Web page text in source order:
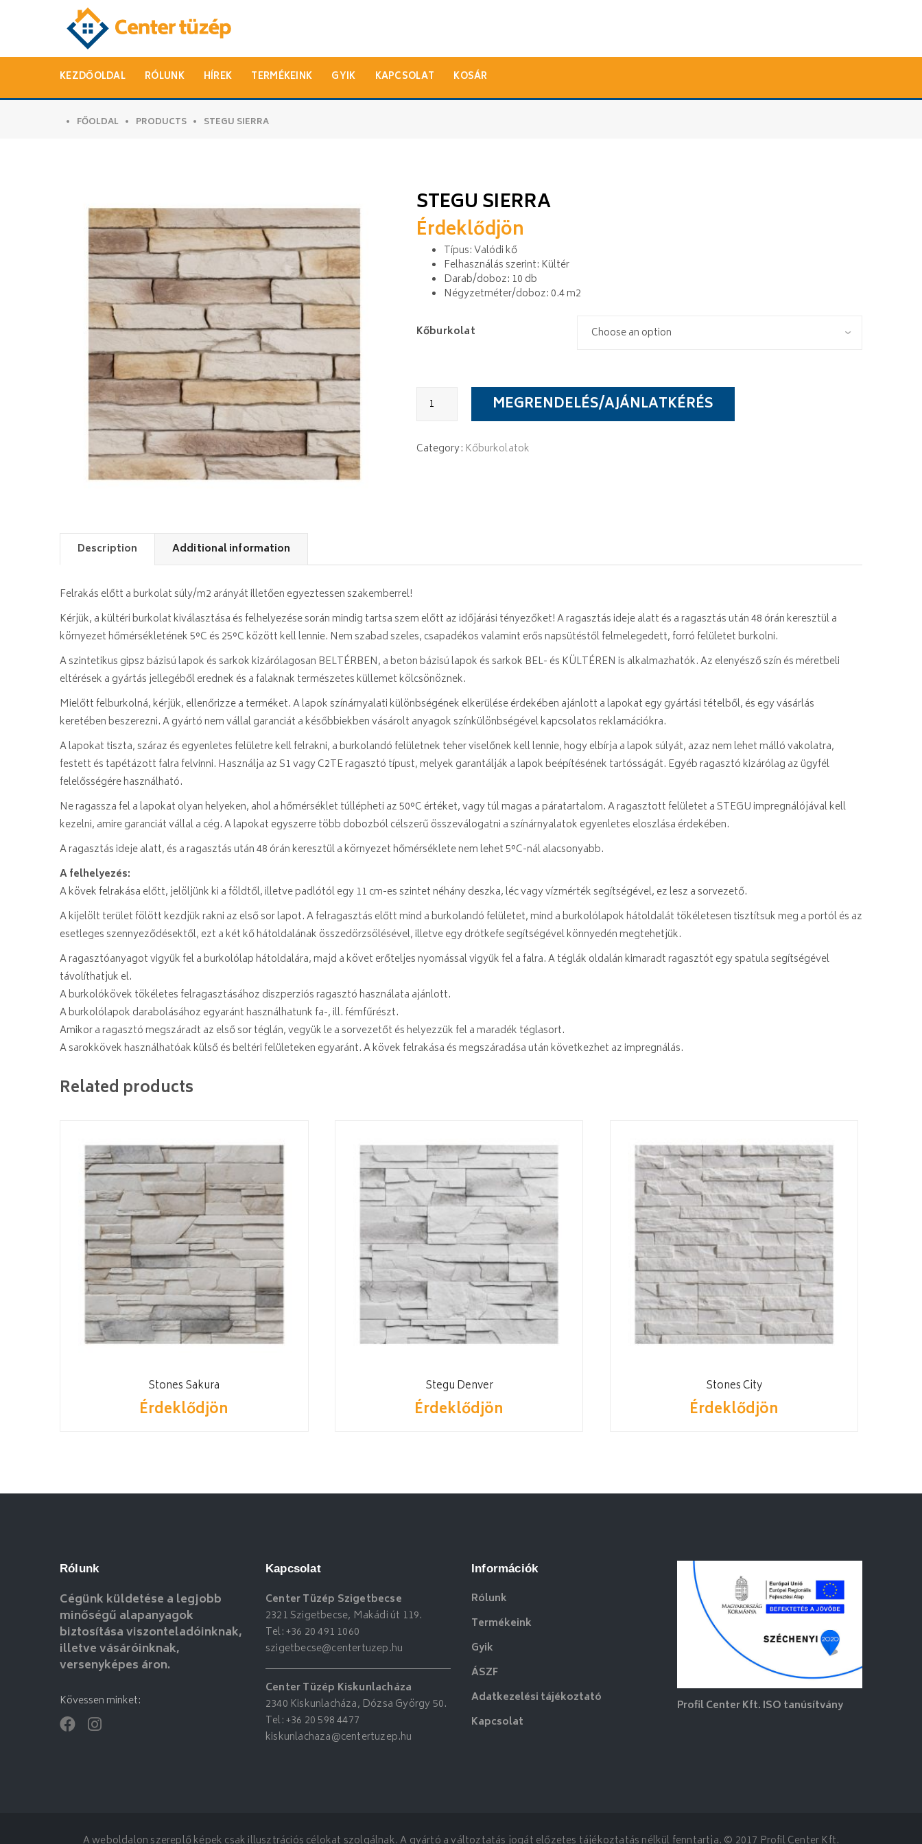
KEZDŐOLDAL RÓLUNK HÍREK TERMÉKEINK GYIK KAPCSOLAT KOSÁR
FŐOLDAL PRODUCTS STEGU SIERRA
STEGU SIERRA
Érdeklődjön
Típus: Valódi kő
Felhasználás szerint: Kültér
Darab/doboz: 10 db
Négyzetméter/doboz: 0.4 m2
Kőburkolat
Stegu
Sierra
quantity
MEGRENDELÉS/AJÁNLATKÉRÉS
Category: Kőburkolatok
Description Additional information
Felrakás előtt a burkolat súly/m2 arányát illetően egyeztessen szakemberrel!
Kérjük, a kültéri burkolat kiválasztása és felhelyezése során mindig tartsa szem előtt az időjárási tényezőket! A ragasztás ideje alatt és a ragasztás után 48 órán keresztül a
környezet hőmérsékletének 5°C és 25°C között kell lennie. Nem szabad szeles, csapadékos valamint erős napsütéstől felmelegedett, forró felületet burkolni.
A szintetikus gipsz bázisú lapok és sarkok kizárólagosan BELTÉRBEN, a beton bázisú lapok és sarkok BEL- és KÜLTÉREN is alkalmazhatók. Az elenyésző szín és méretbeli
eltérések a gyártás jellegéből erednek és a falaknak természetes küllemet kölcsönöznek.
Mielőtt felburkolná, kérjük, ellenőrizze a terméket. A lapok színárnyalati különbségének elkerülése érdekében ajánlott a lapokat egy gyártási tételből, és egy vásárlás
keretében beszerezni. A gyártó nem vállal garanciát a későbbiekben vásárolt anyagok színkülönbségével kapcsolatos reklamációkra.
A lapokat tiszta, száraz és egyenletes felületre kell felrakni, a burkolandó felületnek teher viselőnek kell lennie, hogy elbírja a lapok súlyát, azaz nem lehet málló vakolatra,
festett és tapétázott falra felvinni. Használja az S1 vagy C2TE ragasztó típust, melyek garantálják a lapok beépítésének tartósságát. Egyéb ragasztó kizárólag az ügyfél
felelősségére használható.
Ne ragassza fel a lapokat olyan helyeken, ahol a hőmérséklet túllépheti az 50°C értéket, vagy túl magas a páratartalom. A ragasztott felületet a STEGU impregnálójával kell
kezelni, amire garanciát vállal a cég. A lapokat egyszerre több dobozból célszerű összeválogatni a színárnyalatok egyenletes eloszlása érdekében.
A ragasztás ideje alatt, és a ragasztás után 48 órán keresztül a környezet hőmérséklete nem lehet 5°C-nál alacsonyabb.
A felhelyezés:
A kövek felrakása előtt, jelöljünk ki a földtől, illetve padlótól egy 11 cm-es szintet néhány deszka, léc vagy vízmérték segítségével, ez lesz a sorvezető.
A kijelölt terület fölött kezdjük rakni az első sor lapot. A felragasztás előtt mind a burkolandó felületet, mind a burkolólapok hátoldalát tökéletesen tisztítsuk meg a portól és az
esetleges szennyeződésektől, ezt a két kő hátoldalának összedörzsölésével, illetve egy drótkefe segítségével könnyedén megtehetjük.
A ragasztóanyagot vigyük fel a burkolólap hátoldalára, majd a követ erőteljes nyomással vigyük fel a falra. A téglák oldalán kimaradt ragasztót egy spatula segítségével
távolíthatjuk el.
A burkolókövek tökéletes felragasztásához diszperziós ragasztó használata ajánlott.
A burkolólapok darabolásához egyaránt használhatunk fa-, ill. fémfűrészt.
Amikor a ragasztó megszáradt az első sor téglán, vegyük le a sorvezetőt és helyezzük fel a maradék téglasort.
A sarokkövek használhatóak külső és beltéri felületeken egyaránt. A kövek felrakása és megszáradása után következhet az impregnálás.
Related products
Stones Sakura
Érdeklődjön
Stegu Denver
Érdeklődjön
Stones City
Érdeklődjön
Rólunk
Cégünk küldetése a legjobb
minőségű alapanyagok
biztosítása viszonteladóinknak,
illetve vásáróinknak,
versenyképes áron.
Kövessen minket:
Kapcsolat
Center Tüzép Szigetbecse
2321 Szigetbecse, Makádi út 119.
Tel:+36 20 491 1060
szigetbecse@centertuzep.hu
Center Tüzép Kiskunlacháza
2340 Kiskunlacháza, Dózsa György 50.
Tel:+36 20 598 4477
kiskunlachaza@centertuzep.hu
Információk
Rólunk
Termékeink
Gyik
ÁSZF
Adatkezelési tájékoztató
Kapcsolat
Profil Center Kft. ISO tanúsítvány